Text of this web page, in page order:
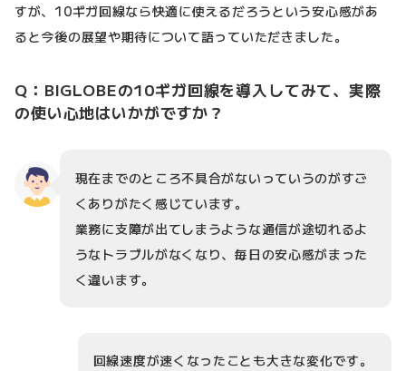
すが、10ギガ回線なら快適に使えるだろうという安心感があ
ると今後の展望や期待について語っていただきました。
Q：BIGLOBEの10ギガ回線を導入してみて、実際
の使い心地はいかがですか？
現在までのところ不具合がないっていうのがすご
くありがたく感じています。
業務に支障が出てしまうような通信が途切れるよ
うなトラブルがなくなり、毎日の安心感がまった
く違います。
回線速度が速くなったことも大きな変化です。